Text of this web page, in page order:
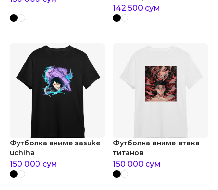
142 500 сум
Футболка аниме sasuke
uchiha
150 000 сум
Футболка аниме атака
титанов
150 000 сум